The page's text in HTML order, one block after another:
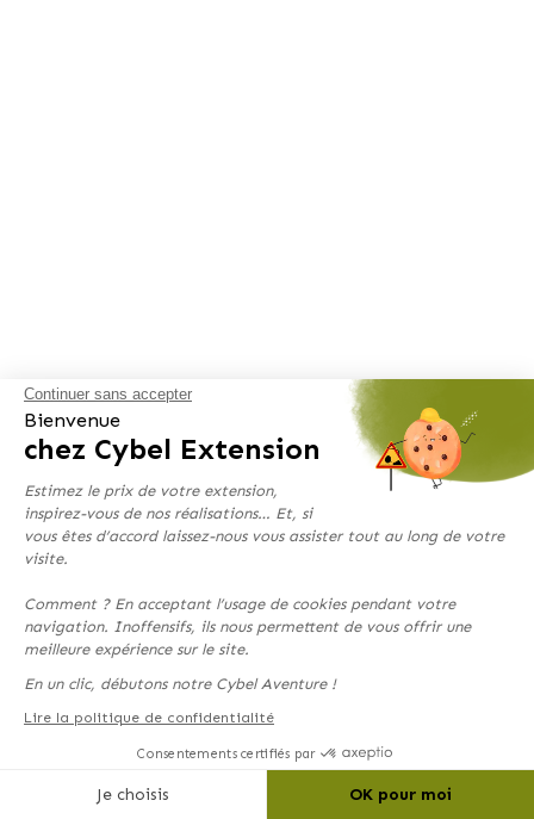
Continuer sans accepter
Bienvenue
chez Cybel Extension
Estimez le prix de votre extension,
inspirez-vous de nos réalisations… Et, si
vous êtes d’accord laissez-nous vous assister tout au long de votre
visite.
Comment ? En acceptant l’usage de cookies pendant votre
navigation. Inoffensifs, ils nous permettent de vous offrir une
meilleure expérience sur le site.
En un clic, débutons notre Cybel Aventure !
Lire la politique de confidentialité
Consentements certifiés par
Je choisis OK pour moi